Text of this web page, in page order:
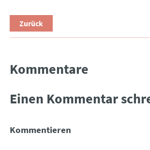
Zurück
Kommentare
Einen Kommentar
Kommentieren